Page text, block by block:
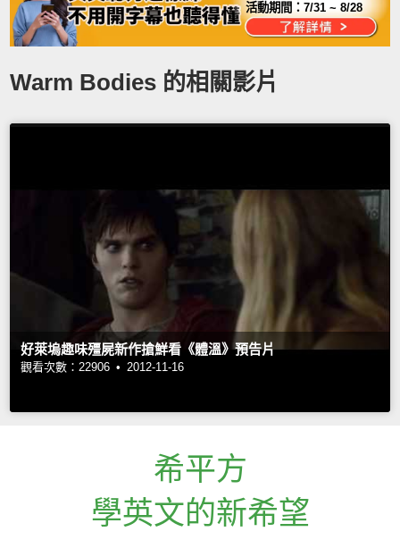
活動期間：7/31 ~ 8/28
Warm Bodies 的相關影片
好萊塢趣味殭屍新作搶鮮看《體溫》預告片
觀看次數：22906 • 2012-11-16
希平方
學英文的新希望